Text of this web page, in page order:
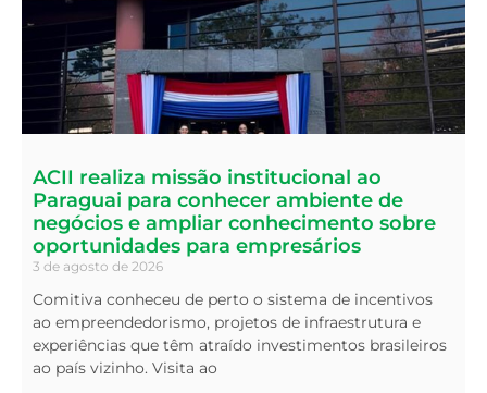
ACII realiza missão institucional ao
Paraguai para conhecer ambiente de
negócios e ampliar conhecimento sobre
oportunidades para empresários
3 de agosto de 2026
Comitiva conheceu de perto o sistema de incentivos
ao empreendedorismo, projetos de infraestrutura e
experiências que têm atraído investimentos brasileiros
ao país vizinho. Visita ao